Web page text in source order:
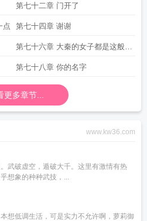
第七十二章 门开了
点 第七十四章 谢谢
第七十六章 大秦的女子都是这般彪
悍
第七十八章 你的名字
更多章节...
www.kw36.com
武破虚空，遁破大千。这里有激情有热
想象的种种武技，...
想低调生活，可是实力不允许啊，萝莉御